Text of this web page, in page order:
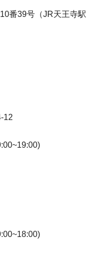
番39号（JR天王寺駅
12